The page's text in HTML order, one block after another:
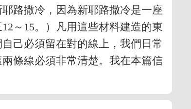
路撒冷，因為新耶路撒冷是一座
～15。）凡用這些材料建造的東
己必須留在對的線上，我們日常
條線必須非常清楚。我在本篇信